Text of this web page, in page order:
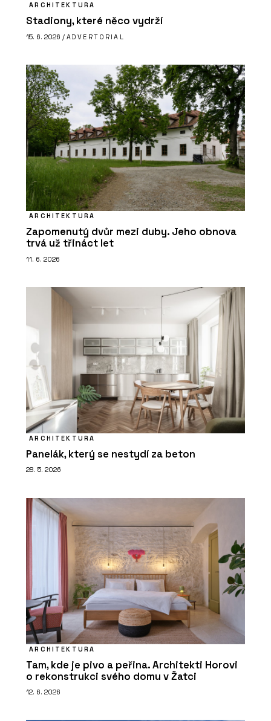
ARCHITEKTURA
Stadiony, které něco vydrží
15. 6. 2026 / ADVERTORIAL
ARCHITEKTURA
Zapomenutý dvůr mezi duby. Jeho obnova
trvá už třináct let
11. 6. 2026
ARCHITEKTURA
Panelák, který se nestydí za beton
28. 5. 2026
ARCHITEKTURA
Tam, kde je pivo a peřina. Architekti Horovi
o rekonstrukci svého domu v Žatci
12. 6. 2026